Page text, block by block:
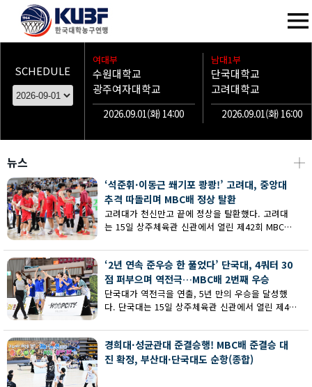
SCHEDULE
여대부
수원대학교
광주여자대학교
2026.09.01(화) 14:00
남대1부
단국대학교
고려대학교
2026.09.01(화) 16:00
뉴스 ┼
‘석준휘·이동근 쐐기포 쾅쾅!’ 고려대, 중앙대
추격 따돌리며 MBC배 정상 탈환
고려대가 천신만고 끝에 정상을 탈환했다. 고려대
는 15일 상주체육관 신관에서 열린 제42회 MBC배
추격을 따돌리며 73-62로 승리했다.
‘2년 연속 준우승 한 풀었다’ 단국대, 4쿼터 30
점 퍼부으며 역전극…MBC배 2번째 우승
단국대가 역전극을 연출, 5년 만의 우승을 달성했
다. 단국대는 15일 상주체육관 신관에서 열린 제42
서 부산대에 73-67로 역전승했다.
경희대·성균관대 준결승행! MBC배 준결승 대
진 확정, 부산대·단국대도 순항(종합)